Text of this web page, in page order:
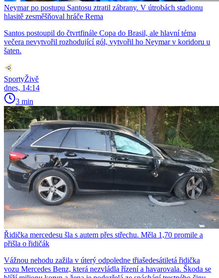
Neymar po postupu Santosu ztratil zábrany. V útrobách stadionu
hlasitě zesměšňoval hráče Rema
Santos postoupil do čtvrtfinále Copa do Brasil, ale hlavní téma
večera nevytvořil rozhodující gól, vytvořil ho Neymar v koridoru u
šaten.
SportyŽivě
dnes, 14:14
3 min
Řidička mercedesu šla s autem přes střechu. Měla 1,70 promile a
přišla o řidičák
Vážnou nehodu zažila v úterý odpoledne třiašedesátiletá řidička
vozu Mercedes Benz, která nezvládla řízení a havarovala. Škoda se